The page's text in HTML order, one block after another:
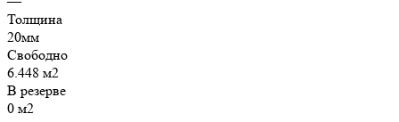
Толщина
20мм
Свободно
6.448 м2
В резерве
0 м2